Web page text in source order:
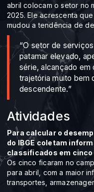
abril colocam o setor no
2025. Ele acrescenta
mudou a tendência de
“O setor de
patamar elevado,
série, alcançado em
trajetória muito bem
descendente.”
Atividades
Para calcular o
do IBGE coletam
classificados em
Os cinco ficaram no
para abril, com a maior
transportes,